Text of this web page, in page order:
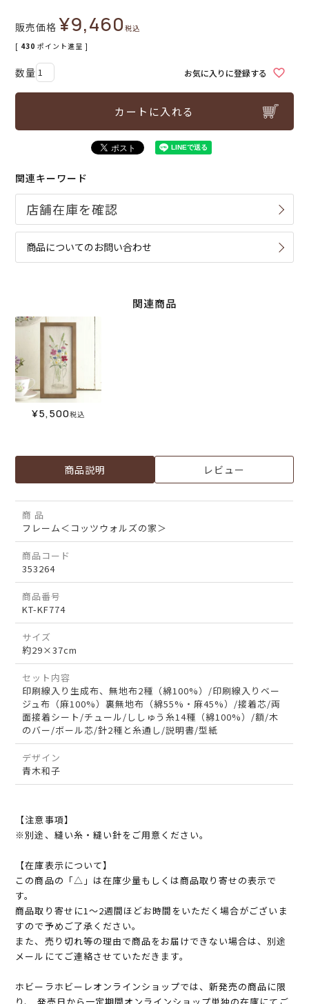
販売価格 ¥9,460税込
[ 430 ポイント進呈 ]
お気に入りに登録する
カートに入れる
関連キーワード
商品についてのお問い合わせ
関連商品
¥5,500税込
商品説明 レビュー
商 品
フレーム＜コッツウォルズの家＞
商品コード
353264
商品番号
KT-KF774
サイズ
約29×37cm
セット内容
印刷線入り生成布、無地布2種（綿100%）/印刷線入りベー
ジュ布（麻100%）裏無地布（綿55%・麻45%）/接着芯/両
面接着シート/チュール/ししゅう糸14種（綿100%）/額/木
のバー/ボール芯/針2種と糸通し/説明書/型紙
デザイン
青木和子
【注意事項】
※別途、縫い糸・縫い針をご用意ください。
【在庫表示について】
この商品の「△」は在庫少量もしくは商品取り寄せの表示で
す。
商品取り寄せに1～2週間ほどお時間をいただく場合がございま
すので予めご了承ください。
また、売り切れ等の理由で商品をお届けできない場合は、別途
メールにてご連絡させていただきます。
ホビーラホビーレオンラインショップでは、新発売の商品に限